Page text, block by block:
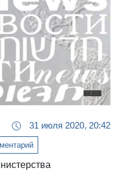
31 июля 2020, 20:42